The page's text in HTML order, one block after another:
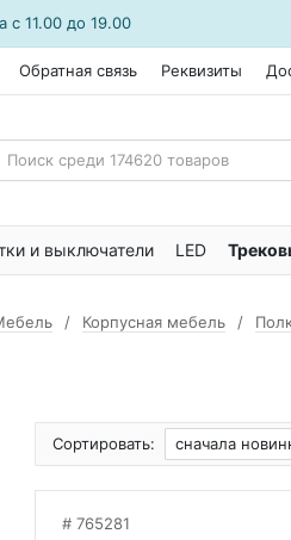
с 11.00 до 19.00
Обратная связь Реквизиты
и выключатели LED
Корпусная мебель
Сортировать: сначала
765281